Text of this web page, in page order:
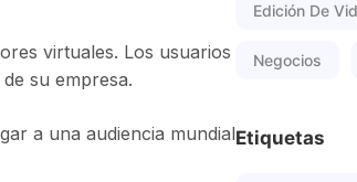
virtuales. Los usuarios
su empresa.
a una audiencia mundial
Edición De
Negocios
Etiquetas